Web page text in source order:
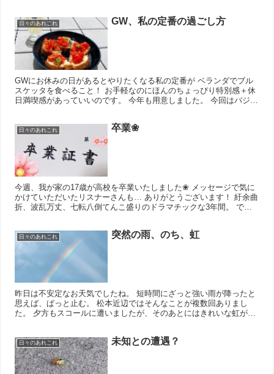
日々のあれこれ GW、私の定番の過ごし方
GWにお休みの日があるとやりたくなる私の定番が ベランダでブル
スケッタを食べること！ お手軽なのにほんのちょっぴり特別感＋休
日満喫感があっていいのです。 今年も用意しました。 今回はバジル
日々のあれこれ 卒業❀
今週、我が家の17歳が高校を卒業いたしました❀ メッセージで気に
かけていただいたリスナーさんも… ありがとうございます！ 紆余曲
折、波乱万丈、七転八倒てんこ盛りのドラマチックな3年間。 でも
日々のあれこれ 突然の雨、のち、虹
昨日は不安定なお天気でしたね。 短時間にざっと強い雨が降ったと
思えば、ぱっと止む。 松本近辺ではそんなことが複数回ありまし
た。 夕方もスコールに遭いましたが、そのあとにはきれいな虹が。
日々のあれこれ 未知との遭遇？